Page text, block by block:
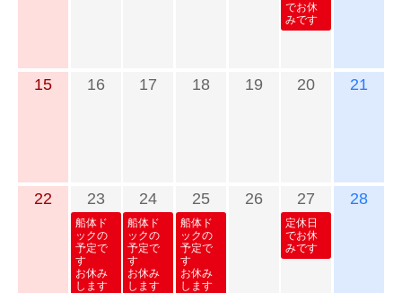
でお休
みです
15 16 17 18 19 20 21
22 23
船体ド
ックの
予定で
す
お休み
します
24
船体ド
ックの
予定で
す
お休み
します
25
船体ド
ックの
予定で
す
お休み
します
26 27
定休日
でお休
みです
28